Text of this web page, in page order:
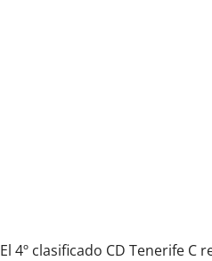
El 4º clasificado CD Tenerife